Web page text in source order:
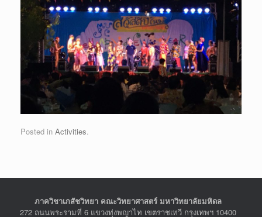
Posted in Activities.
ภาควิชาเภสัชวิทยา คณะวิทยาศาสตร์ มหาวิทยาลัยมหิดล
272 ถนนพระรามที่ 6 แขวงทุ่งพญาไท เขตราชเทวี กรุงเทพฯ 10400